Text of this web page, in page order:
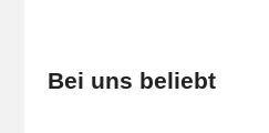
Bei uns beliebt